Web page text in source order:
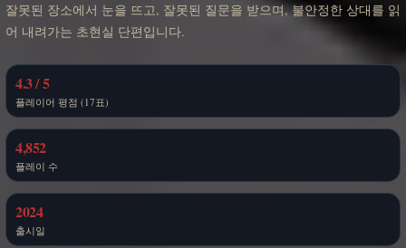
잘못된 장소에서 눈을 뜨고, 잘못된 질문을 받으며, 불안정한 상대를 읽
어 내려가는 초현실 단편입니다.
4.3 / 5
플레이어 평점 (17표)
4,852
플레이 수
2024
출시일